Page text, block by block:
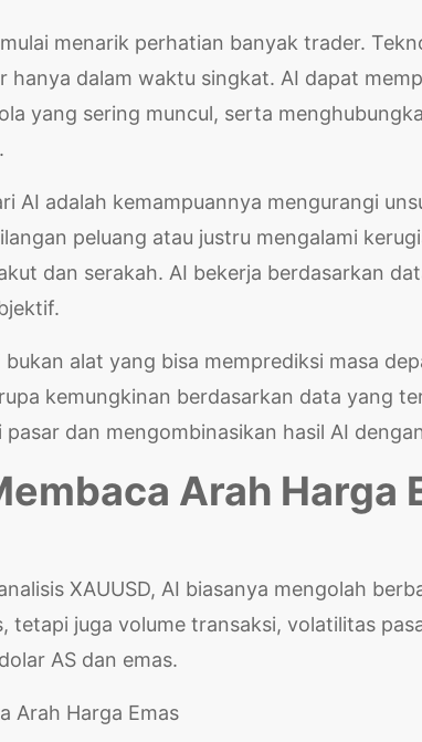
menarik perhatian banyak trader.
hanya dalam waktu singkat. AI dapat
yang sering muncul, serta
AI adalah kemampuannya mengurangi
peluang atau justru mengalami
dan serakah. AI bekerja berdasarkan
bukan alat yang bisa memprediksi masa
kemungkinan berdasarkan data yang
pasar dan mengombinasikan hasil AI
Arah Harga
XAUUSD, AI biasanya mengolah
tetapi juga volume transaksi, volatilitas
AS dan emas.